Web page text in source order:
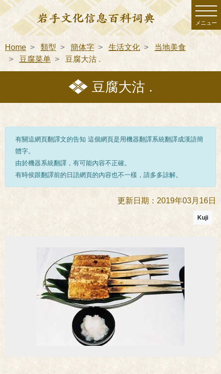
メニュー
Home 類型 簡体字 生活文化
当地美食
豆腐菜单
豆腐大沽 .
豆腐大沽 .
有關這網頁翻譯文的告知 這個網頁是用機器翻譯系統翻譯成漢語簡
體字。
由於機器系統翻譯，有可能內容不正確。
有時侯跟翻譯前的日語網頁的內容也不一樣，請多多諒解。
更新日期：2019年03月16日
Kuji